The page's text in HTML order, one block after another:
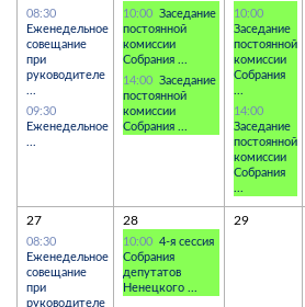
08:30
Еженедельное
совещание
при
руководителе
09:30
Еженедельное
10:00 Заседание
постоянной
комиссии
Собрания ...
14:00 Заседание
постоянной
комиссии
Собрания ...
10:00
Заседание
постоянной
комиссии
Собрания
14:00
Заседание
постоянной
комиссии
Собрания
27
08:30
Еженедельное
совещание
при
руководителе
28
10:00 4-я сессия
Собрания
депутатов
Ненецкого ...
29